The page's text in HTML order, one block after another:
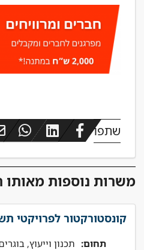
שתפו
משרות נוספות מאותו
קונסטורקטור לפרויקטי
תחום: תכנון וייעוץ,